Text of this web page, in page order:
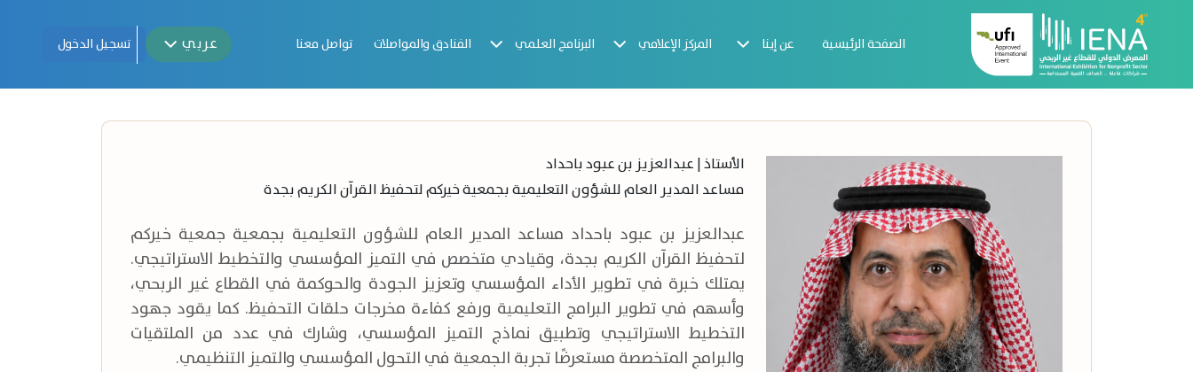
الصفحة الرئيسية عن إينا المركز الإعلامي البرنامج العلمي الفنادق والمواصلات تواصل معنا عربي تسجيل الدخول
الصفحة الرئيسية عن المعرض المتحدثون
الأستاذ | عبدالعزيز بن عبود باحداد
مساعد المدير العام للشؤون التعليمية بجمعية خيركم لتحفيظ القرآن الكريم بجدة
عبدالعزيز بن عبود باحداد مساعد المدير العام للشؤون التعليمية بجمعية جمعية خيركم
لتحفيظ القرآن الكريم بجدة، وقيادي متخصص في التميز المؤسسي والتخطيط الاستراتيجي.
يمتلك خبرة في تطوير الأداء المؤسسي وتعزيز الجودة والحوكمة في القطاع غير الربحي،
وأسهم في تطوير البرامج التعليمية ورفع كفاءة مخرجات حلقات التحفيظ. كما يقود جهود
التخطيط الاستراتيجي وتطبيق نماذج التميز المؤسسي، وشارك في عدد من الملتقيات
والبرامج المتخصصة مستعرضًا تجربة الجمعية في التحول المؤسسي والتميز التنظيمي.